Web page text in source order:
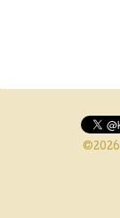
©2026